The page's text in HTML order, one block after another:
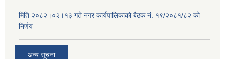
मिति २०८२।०२।१३ गते नगर कार्यपालिकाको बैठक नं. १९/२०८१/८२ को
निर्णय
अन्य सूचना